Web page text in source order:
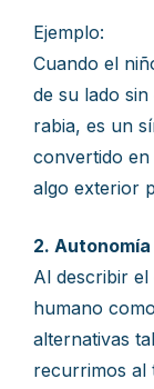
Ejemplo:
Cuando el
de su lado
rabia, es un
convertido
algo exterior
2.
Al describir
humano
alternativas
recurrimos al